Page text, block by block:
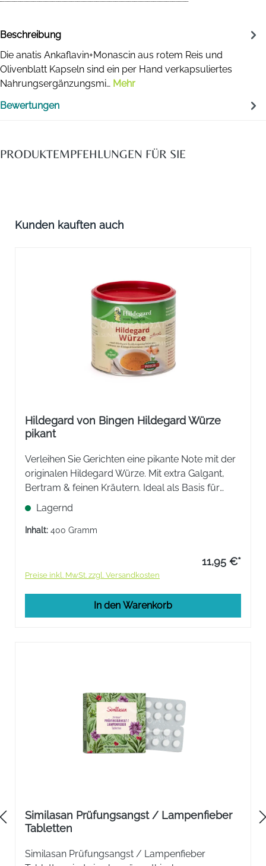
Beschreibung
Die anatis Ankaflavin+Monascin aus rotem Reis und
Olivenblatt Kapseln sind ein per Hand verkapsuliertes
Nahrungsergänzungsmi… Mehr
Bewertungen
PRODUKTEMPFEHLUNGEN FÜR SIE
Produktgalerie überspringen
Kunden kauften auch
Hildegard von Bingen Hildegard Würze
pikant
Verleihen Sie Gerichten eine pikante Note mit der
originalen Hildegard Würze. Mit extra Galgant,
Bertram & feinen Kräutern. Ideal als Basis für
Suppen, Saucen oder zum Würzen von Gemüse
& Fleisch. Rein pflanzlich, hefefrei & ohne
Zusatzstoffe.
Lagernd
Inhalt: 400 Gramm
11,95 €*
Preise inkl. MwSt. zzgl. Versandkosten
In den Warenkorb
Similasan Prüfungsangst / Lampenfieber
Tabletten
Similasan Prüfungsangst / Lampenfieber